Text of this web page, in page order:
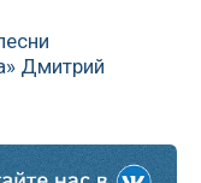
Дмитрий